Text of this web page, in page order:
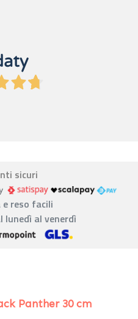
sicuri
e reso facili
lunedì al venerdì
Panther 30 cm